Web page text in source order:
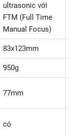
ultrasonic với
FTM (Full Time
Manual Focus)
83x123mm
950g
77mm
có